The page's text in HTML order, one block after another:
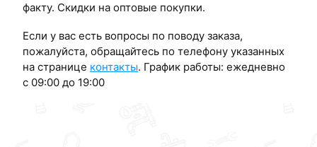
факту. Скидки на оптовые покупки.
Если у вас есть вопросы по поводу заказа,
пожалуйста, обращайтесь по телефону указанных
на странице контакты. График работы: ежедневно
с 09:00 до 19:00